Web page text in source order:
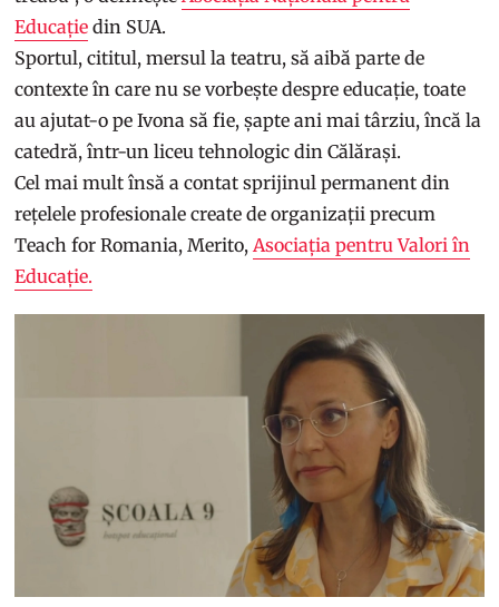
Educație din SUA.
Sportul, cititul, mersul la teatru, să aibă parte de
contexte în care nu se vorbește despre educație, toate
au ajutat-o pe Ivona să fie, șapte ani mai târziu, încă la
catedră, într-un liceu tehnologic din Călărași.
Cel mai mult însă a contat sprijinul permanent din
rețelele profesionale create de organizații precum
Teach for Romania, Merito,Asociația pentru Valori în
Educație.